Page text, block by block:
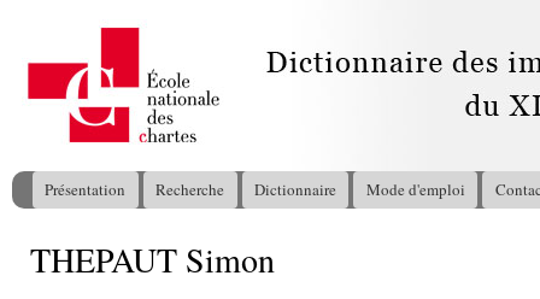
Menu principal
Présentation Recherche Dictionnaire Mode d'emploi
Vous êtes ici
THEPAUT Simon